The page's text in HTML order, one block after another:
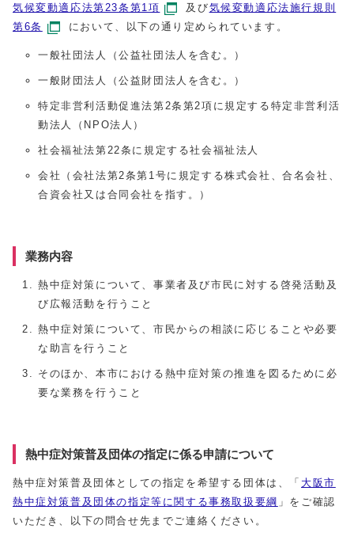
気候変動適応法第23条第1項 及び気候変動適応法施行規則
第6条
において、以下の通り定められています。
一般社団法人（公益社団法人を含む。）
一般財団法人（公益財団法人を含む。）
特定非営利活動促進法第2条第2項に規定する特定非営利活
動法人（NPO法人）
社会福祉法第22条に規定する社会福祉法人
会社（会社法第2条第1号に規定する株式会社、合名会社、
合資会社又は合同会社を指す。）
業務内容
熱中症対策について、事業者及び市民に対する啓発活動及
び広報活動を行うこと
熱中症対策について、市民からの相談に応じることや必要
な助言を行うこと
そのほか、本市における熱中症対策の推進を図るために必
要な業務を行うこと
熱中症対策普及団体の指定に係る申請について
熱中症対策普及団体としての指定を希望する団体は、「 大阪市
熱中症対策普及団体の指定等に関する事務取扱要綱 」をご確認
いただき、以下の問合せ先までご連絡ください。